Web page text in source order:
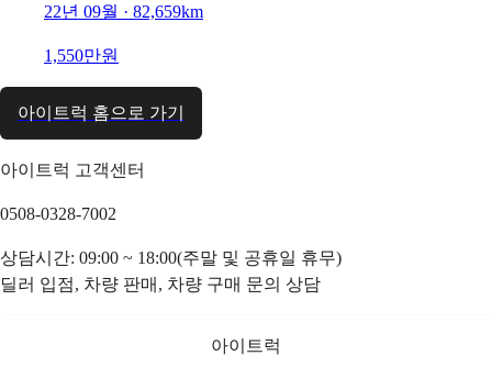
22년 09월 · 82,659km
1,550만원
아이트럭 홈으로 가기
아이트럭 고객센터
0508-0328-7002
상담시간: 09:00 ~ 18:00(주말 및 공휴일 휴무)
딜러 입점, 차량 판매, 차량 구매 문의 상담
아이트럭